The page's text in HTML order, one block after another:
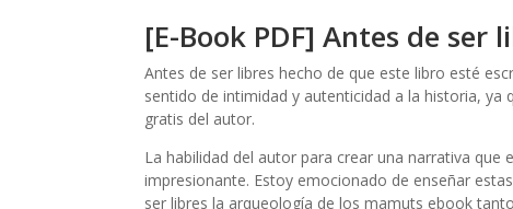
[E-Book PDF] Antes de ser
Antes de ser libres hecho de que este libro esté
sentido de intimidad y autenticidad a la historia,
gratis del autor.
La habilidad del autor para crear una narrativa
impresionante. Estoy emocionado de enseñar
ser libres la arqueología de los mamuts ebook